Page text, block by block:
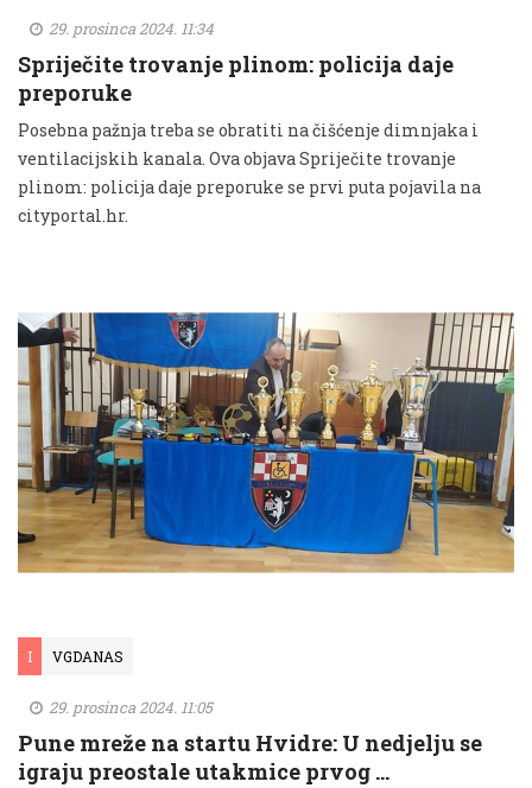
29. prosinca 2024. 11:34
Spriječite trovanje plinom: policija daje
preporuke
Posebna pažnja treba se obratiti na čišćenje dimnjaka i
ventilacijskih kanala. Ova objava Spriječite trovanje
plinom: policija daje preporuke se prvi puta pojavila na
cityportal.hr.
I VGDANAS
29. prosinca 2024. 11:05
Pune mreže na startu Hvidre: U nedjelju se
igraju preostale utakmice prvog …